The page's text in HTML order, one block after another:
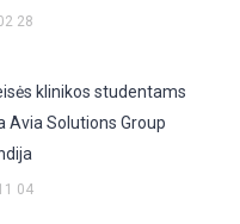
28
klinikos studentams
Avia Solutions Group
04